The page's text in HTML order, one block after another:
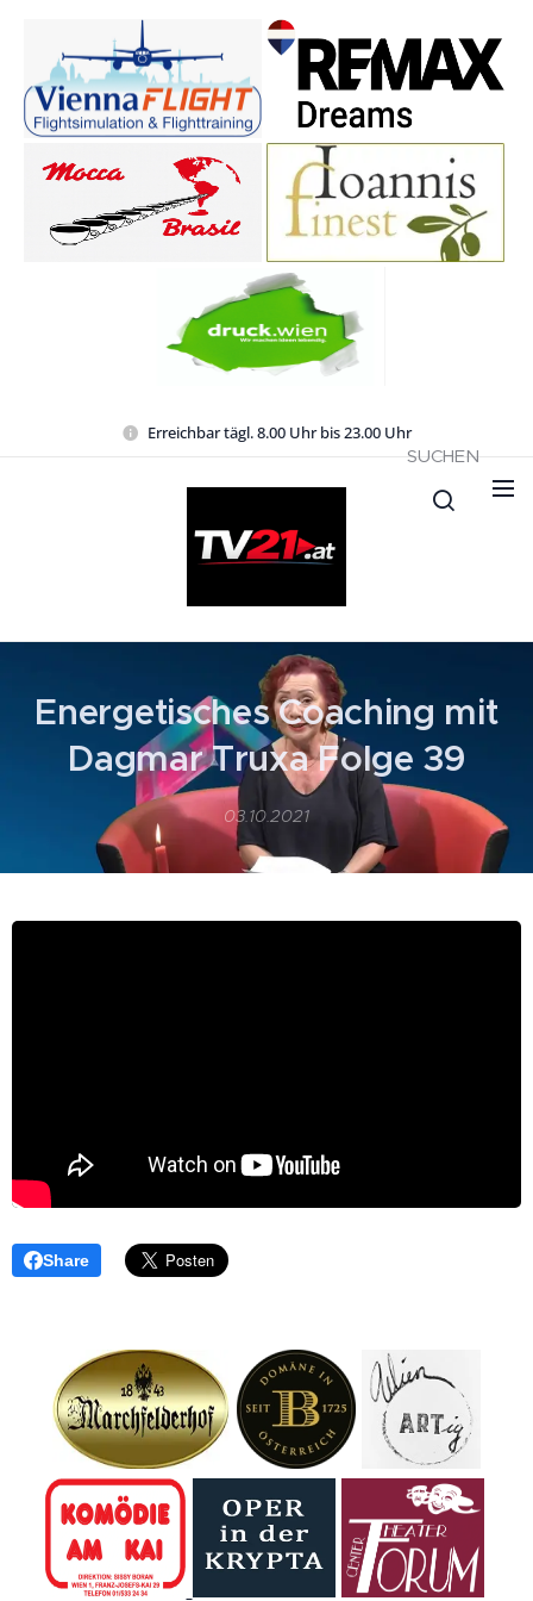
Erreichbar tägl. 8.00 Uhr bis 23.00 Uhr
SUCHEN
Energetisches Coaching mit
Dagmar Truxa Folge 39
03.10.2021
Share